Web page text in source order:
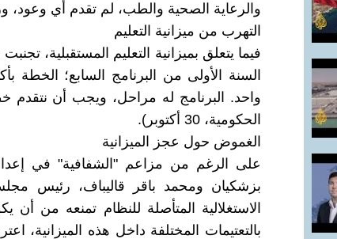
والرعاية الصحية والطب، لم تقدم أي وعود،
التهرب من ميزانية التعليم
فيما يتعلق بميزانية التعليم المستقبلية،
السنة الأولى من البرنامج السابع؛
واحد. البرنامج له مراحل، ويجب أن نتقدم
الحكومية، 30 أكتوبر).
الغموض حول عجز الميزانية
على الرغم من مزاعم "الشفافية" في إعداد
بزشكيان ومحمد باقر قاليباف، رئيس
الاستغلالية المتأصلة للنظام تمنعه من أن
بالتعتيمات المختلفة داخل هذه الميزانية،